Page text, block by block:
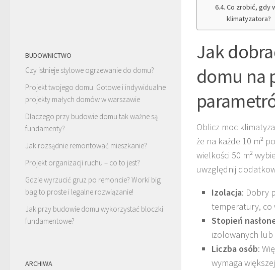
Co zrobić, gdy
klimatyzatora?
Jak
domu na
Oblicz moc
że na każde 10 m²
wielkości 50 m²
uwzględnij
Izolacja: Dobry
temperatury, co
Stopień
izolowanych lub
Liczba osób:
wymaga
BUDOWNICTWO
Czy istnieje stylowe ogrzewanie do domu?
Projekt twojego domu. Gotowe i indywidualne
projekty małych domów w warszawie
Dlaczego przy budowie domu tak ważne są
fundamenty?
Jak rozsądnie remontować mieszkanie?
Projekt organizacji ruchu – co to jest?
Gdzie wyrzucić gruz po remoncie? Worki big
bag to proste i legalne rozwiązanie!
Jak przy budowie domu wykorzystać bloczki
fundamentowe?
ARCHIWA